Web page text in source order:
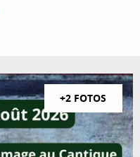
+2 FOTOS